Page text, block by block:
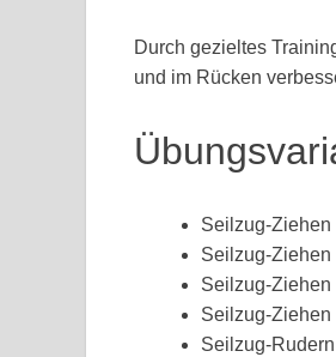
Durch gezieltes
und im Rücken
Seilzug-Ziehen
Seilzug-Ziehen
Seilzug-Ziehen
Seilzug-Ziehen
Seilzug-